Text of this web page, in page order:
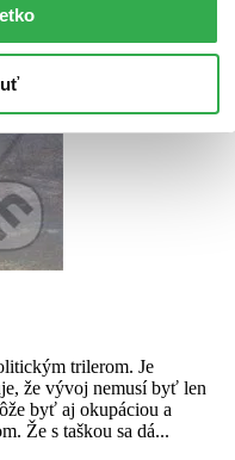
trilerom. Je
že vývoj nemusí byť len
byť aj okupáciou a
Že s taškou sa dá...